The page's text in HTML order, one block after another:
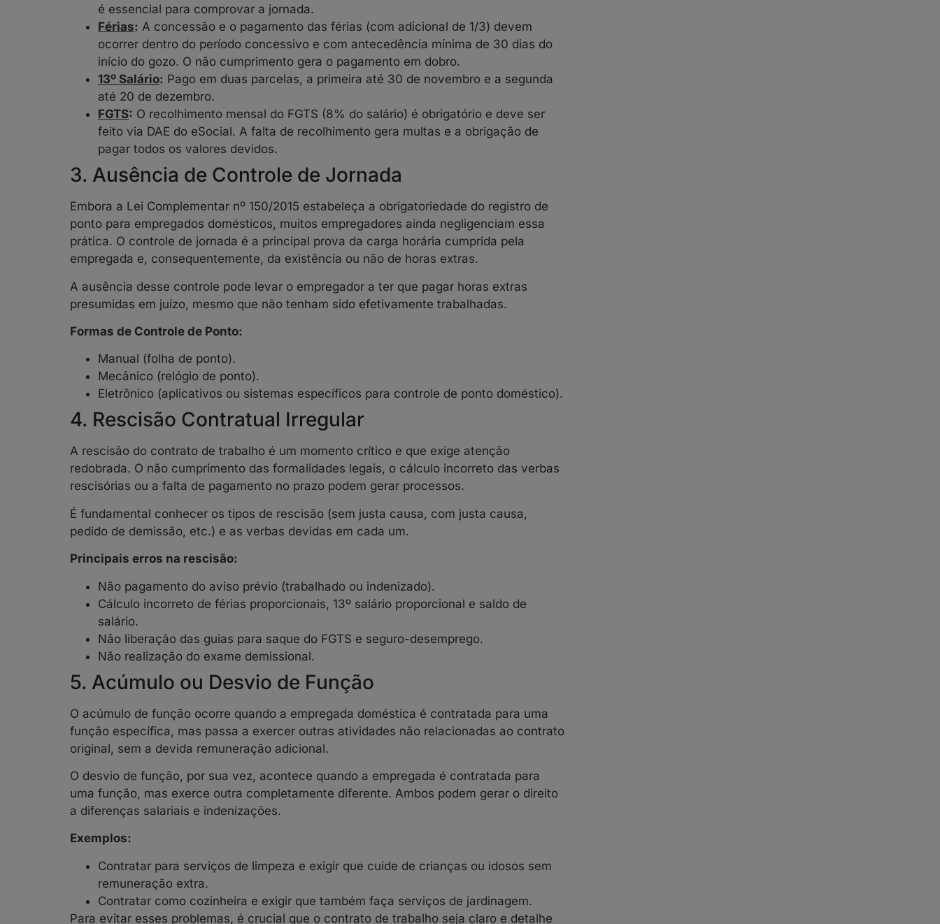
é essencial para comprovar a jornada.
Férias: A concessão e o pagamento das férias (com adicional de 1/3) devem
ocorrer dentro do período concessivo e com antecedência mínima de 30 dias do
início do gozo. O não cumprimento gera o pagamento em dobro.
13º Salário: Pago em duas parcelas, a primeira até 30 de novembro e a segunda
até 20 de dezembro.
FGTS: O recolhimento mensal do FGTS (8% do salário) é obrigatório e deve ser
feito via DAE do eSocial. A falta de recolhimento gera multas e a obrigação de
pagar todos os valores devidos.
3. Ausência de Controle de Jornada
Embora a Lei Complementar nº 150/2015 estabeleça a obrigatoriedade do registro de
ponto para empregados domésticos, muitos empregadores ainda negligenciam essa
prática. O controle de jornada é a principal prova da carga horária cumprida pela
empregada e, consequentemente, da existência ou não de horas extras.
A ausência desse controle pode levar o empregador a ter que pagar horas extras
presumidas em juízo, mesmo que não tenham sido efetivamente trabalhadas.
Formas de Controle de Ponto:
Manual (folha de ponto).
Mecânico (relógio de ponto).
Eletrônico (aplicativos ou sistemas específicos para controle de ponto doméstico).
4. Rescisão Contratual Irregular
A rescisão do contrato de trabalho é um momento crítico e que exige atenção
redobrada. O não cumprimento das formalidades legais, o cálculo incorreto das verbas
rescisórias ou a falta de pagamento no prazo podem gerar processos.
É fundamental conhecer os tipos de rescisão (sem justa causa, com justa causa,
pedido de demissão, etc.) e as verbas devidas em cada um.
Principais erros na rescisão:
Não pagamento do aviso prévio (trabalhado ou indenizado).
Cálculo incorreto de férias proporcionais, 13º salário proporcional e saldo de
salário.
Não liberação das guias para saque do FGTS e seguro-desemprego.
Não realização do exame demissional.
5. Acúmulo ou Desvio de Função
O acúmulo de função ocorre quando a empregada doméstica é contratada para uma
função específica, mas passa a exercer outras atividades não relacionadas ao contrato
original, sem a devida remuneração adicional.
O desvio de função, por sua vez, acontece quando a empregada é contratada para
uma função, mas exerce outra completamente diferente. Ambos podem gerar o direito
a diferenças salariais e indenizações.
Exemplos:
Contratar para serviços de limpeza e exigir que cuide de crianças ou idosos sem
remuneração extra.
Contratar como cozinheira e exigir que também faça serviços de jardinagem.
Para evitar esses problemas, é crucial que o contrato de trabalho seja claro e detalhe